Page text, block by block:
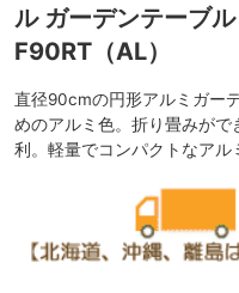
ル ガーデンテーブ
F90RT（AL）
直径90cmの円形アルミガー
めのアルミ色。折り畳みが
利。軽量でコンパクトなアル